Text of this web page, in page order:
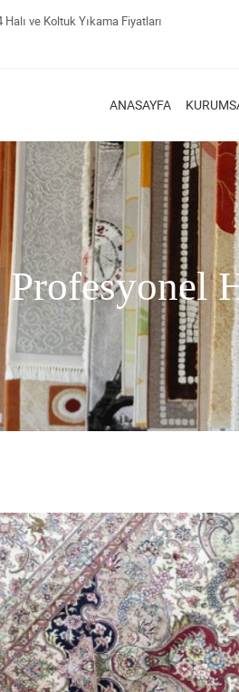
Halı ve Koltuk Yıkama Fiyatları
ANASAYFA
Profesyonel